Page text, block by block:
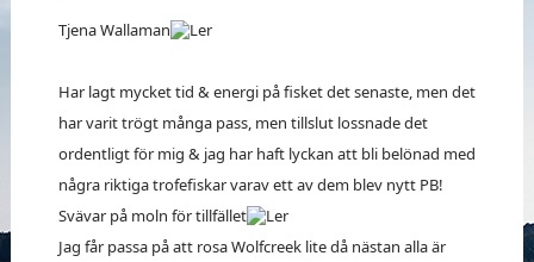
Tjena Wallaman
Har lagt mycket tid & energi på fisket det senaste, men det
har varit trögt många pass, men tillslut lossnade det
ordentligt för mig & jag har haft lyckan att bli belönad med
några riktiga trofefiskar varav ett av dem blev nytt PB!
Svävar på moln för tillfället
Jag får passa på att rosa Wolfcreek lite då nästan alla är